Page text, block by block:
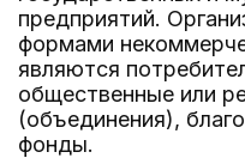
предприятий.
формами
являются
общественные или
(объединения),
фонды.